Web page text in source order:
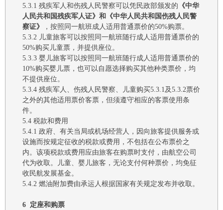
5.3.1 残疾军人和伤残人民警察可以凭民政部颁发的 《中华
人民共和国残疾军人证》和《中华人民共和国伤残人民警
察证》 ，按照同一航班成人适用普通票价的50%购票。
5.3.2 儿童旅客可以按照同一航班随行成人适用普通票价的
50%购买儿童票，并提供座位。
5.3.3 婴儿旅客可以按照同一航班随行成人适用普通票价的
10%购买婴儿票，也可以自愿选择购买其他种类票价 ， 均
不提供座位。
5.3.4 残疾军人 、 伤残人民警察、儿童购买5.3.1及5.3.2票价
之外的其他适用 票价客票， 但须遵守相应的客票使用条
件。
5.4 税款和 费用
5.4.1 政府、有关当局或机场经营人 ， 因向旅客提供服务或
设施而按规定征收的税款或费用 ， 不包括在公布票价之
内。该项税款或费用应由旅客在购票时支付 ，由航空公司
代为收取。
儿童、婴儿旅客，无论支付何种票价，均免征
收民航发展基金。
5.4.2 燃油附加费由承运人根据国家有关规定发布并收取。
6 定座和购票